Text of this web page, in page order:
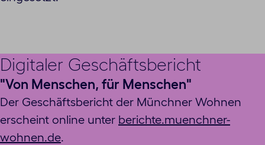
Digitaler Geschäftsbericht
"Von Menschen, für Menschen"
Der Geschäftsbericht der Münchner Wohnen
erscheint online unter berichte.muenchner-
wohnen.de.